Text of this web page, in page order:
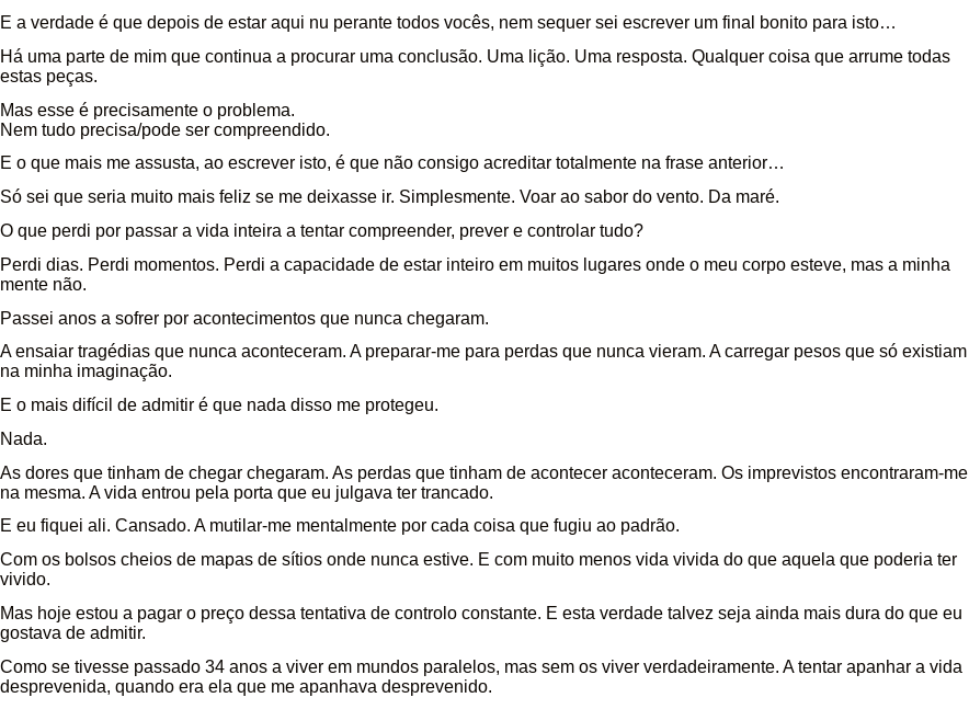
E a verdade é que depois de estar aqui nu perante todos vocês, nem sequer sei escrever um final bonito para isto…
Há uma parte de mim que continua a procurar uma conclusão. Uma lição. Uma resposta. Qualquer coisa que arrume todas
estas peças.
Mas esse é precisamente o problema.
Nem tudo precisa/pode ser compreendido.
E o que mais me assusta, ao escrever isto, é que não consigo acreditar totalmente na frase anterior…
Só sei que seria muito mais feliz se me deixasse ir. Simplesmente. Voar ao sabor do vento. Da maré.
O que perdi por passar a vida inteira a tentar compreender, prever e controlar tudo?
Perdi dias. Perdi momentos. Perdi a capacidade de estar inteiro em muitos lugares onde o meu corpo esteve, mas a minha
mente não.
Passei anos a sofrer por acontecimentos que nunca chegaram.
A ensaiar tragédias que nunca aconteceram. A preparar-me para perdas que nunca vieram. A carregar pesos que só existiam
na minha imaginação.
E o mais difícil de admitir é que nada disso me protegeu.
Nada.
As dores que tinham de chegar chegaram. As perdas que tinham de acontecer aconteceram. Os imprevistos encontraram-me
na mesma. A vida entrou pela porta que eu julgava ter trancado.
E eu fiquei ali. Cansado. A mutilar-me mentalmente por cada coisa que fugiu ao padrão.
Com os bolsos cheios de mapas de sítios onde nunca estive. E com muito menos vida vivida do que aquela que poderia ter
vivido.
Mas hoje estou a pagar o preço dessa tentativa de controlo constante. E esta verdade talvez seja ainda mais dura do que eu
gostava de admitir.
Como se tivesse passado 34 anos a viver em mundos paralelos, mas sem os viver verdadeiramente. A tentar apanhar a vida
desprevenida, quando era ela que me apanhava desprevenido.